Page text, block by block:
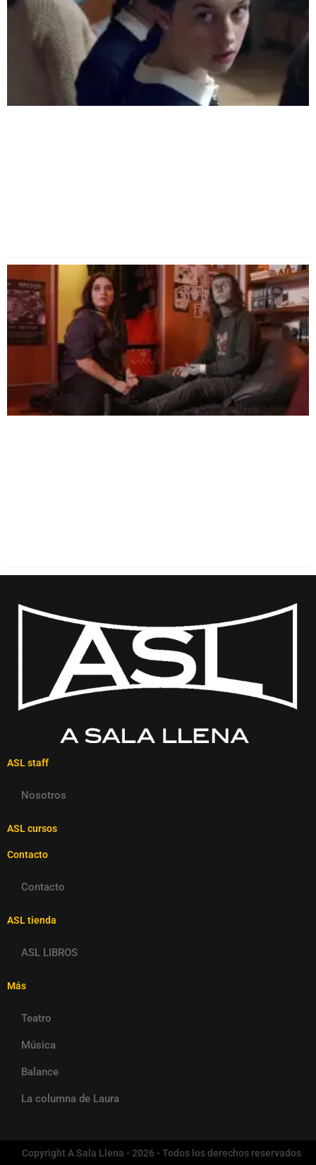
ASL staff
Nosotros
ASL cursos
Contacto
Contacto
ASL tienda
ASL LIBROS
Más
Teatro
Música
Balance
La columna de Laura
Copyright A Sala Llena - 2026 - Todos los derechos reservados